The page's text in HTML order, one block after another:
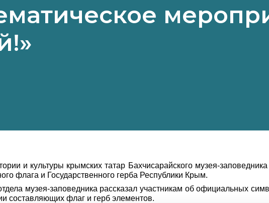
и культуры крымских татар Бахчисарайского музея-
флага и Государственного герба Республики Крым.
музея-заповедника рассказал участникам об официальных
составляющих флаг и герб элементов.